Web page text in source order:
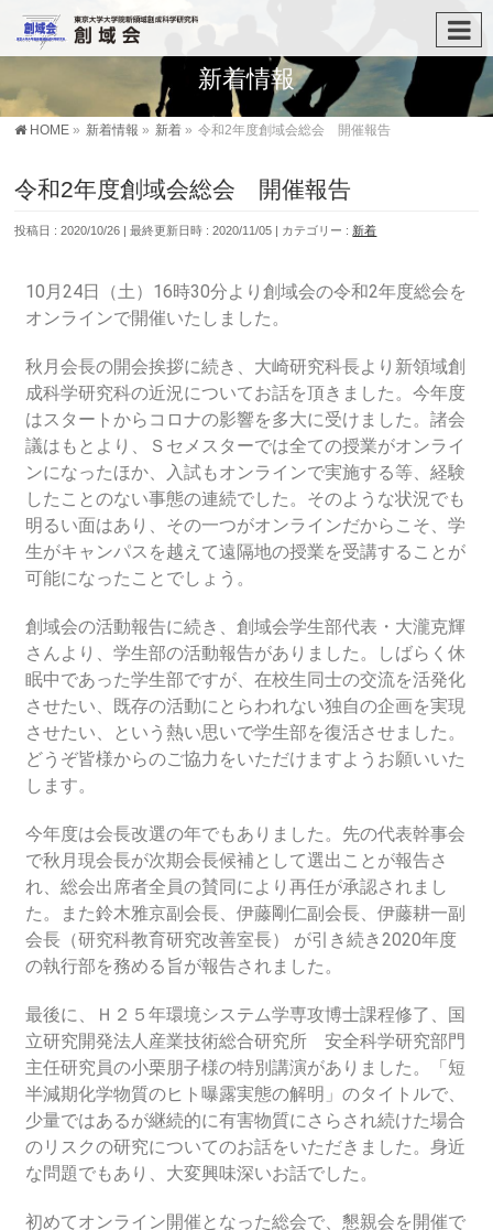
新着情報
HOME » 新着情報 » 新着 » 令和2年度創域会総会 開催報告
令和2年度創域会総会 開催報告
投稿日 : 2020/10/26 最終更新日時 : 2020/11/05 カテゴリー : 新着
10月24日（土）16時30分より創域会の令和2年度総会を
オンラインで開催いたしました。
秋月会長の開会挨拶に続き、大崎研究科長より新領域創
成科学研究科の近況についてお話を頂きました。今年度
はスタートからコロナの影響を多大に受けました。諸会
議はもとより、Ｓセメスターでは全ての授業がオンライ
ンになったほか、入試もオンラインで実施する等、経験
したことのない事態の連続でした。そのような状況でも
明るい面はあり、その一つがオンラインだからこそ、学
生がキャンパスを越えて遠隔地の授業を受講することが
可能になったことでしょう。
創域会の活動報告に続き、創域会学生部代表・大瀧克輝
さんより、学生部の活動報告がありました。しばらく休
眠中であった学生部ですが、在校生同士の交流を活発化
させたい、既存の活動にとらわれない独自の企画を実現
させたい、という熱い思いで学生部を復活させました。
どうぞ皆様からのご協力をいただけますようお願いいた
します。
今年度は会長改選の年でもありました。先の代表幹事会
で秋月現会長が次期会長候補として選出ことが報告さ
れ、総会出席者全員の賛同により再任が承認されまし
た。また鈴木雅京副会長、伊藤剛仁副会長、伊藤耕一副
会長（研究科教育研究改善室長） が引き続き2020年度
の執行部を務める旨が報告されました。
最後に、Ｈ２５年環境システム学専攻博士課程修了、国
立研究開発法人産業技術総合研究所 安全科学研究部門
主任研究員の小栗朋子様の特別講演がありました。「短
半減期化学物質のヒト曝露実態の解明」のタイトルで、
少量ではあるが継続的に有害物質にさらされ続けた場合
のリスクの研究についてのお話をいただきました。身近
な問題でもあり、大変興味深いお話でした。
初めてオンライン開催となった総会で、懇親会を開催で